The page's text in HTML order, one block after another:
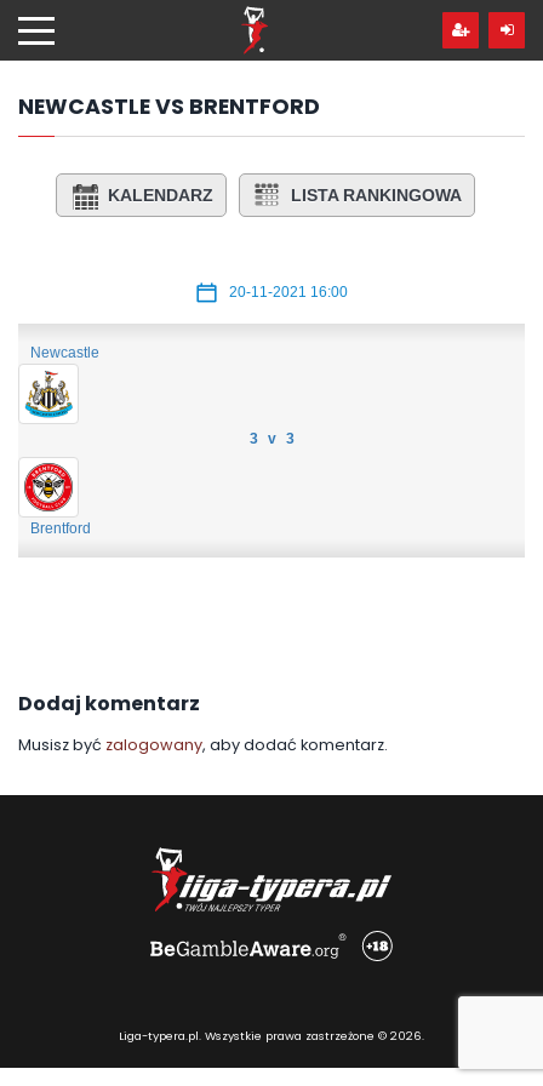
hdo
treści
NEWCASTLE VS BRENTFORD
KALENDARZ LISTA RANKINGOWA
20-11-2021 16:00
Newcastle
3 v 3
Brentford
Dodaj komentarz
Musisz być zalogowany, aby dodać komentarz.
Liga-typera.pl. Wszystkie prawa zastrzeżone © 2026.